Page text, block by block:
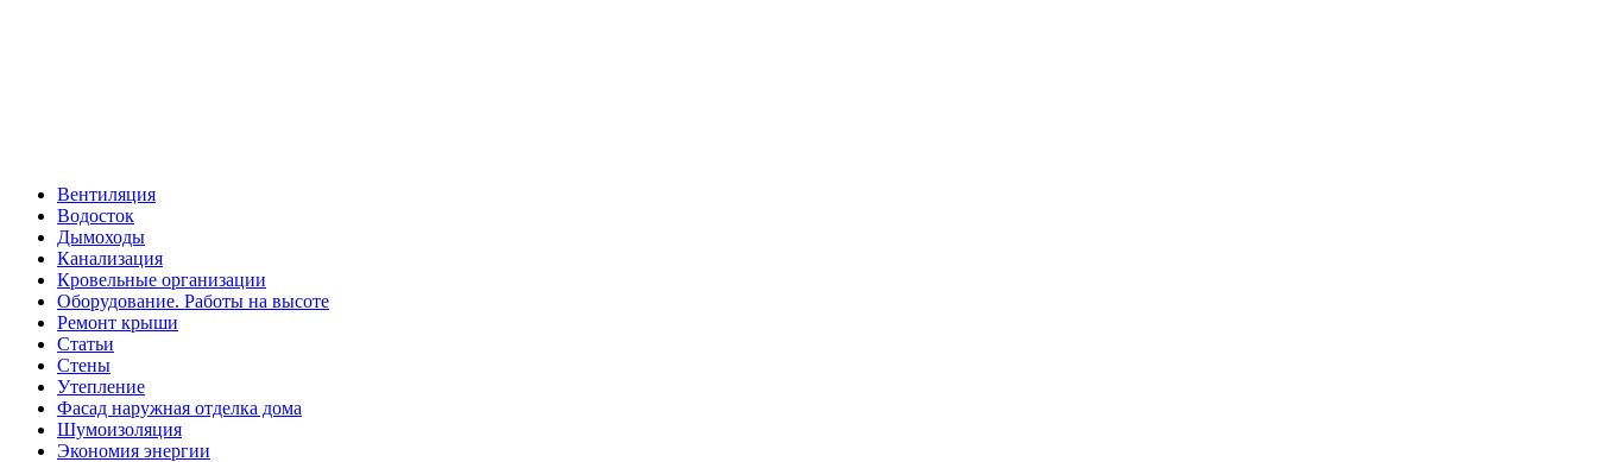
Вентиляция
Водосток
Дымоходы
Канализация
Кровельные организации
Оборудование. Работы на высоте
Ремонт крыши
Статьи
Стены
Утепление
Фасад наружная отделка дома
Шумоизоляция
Экономия энергии